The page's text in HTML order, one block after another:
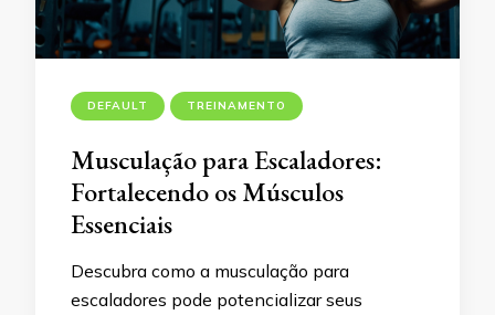
DEFAULT TREINAMENTO
Musculação para Escaladores:
Fortalecendo os Músculos
Essenciais
Descubra como a musculação para
escaladores pode potencializar seus